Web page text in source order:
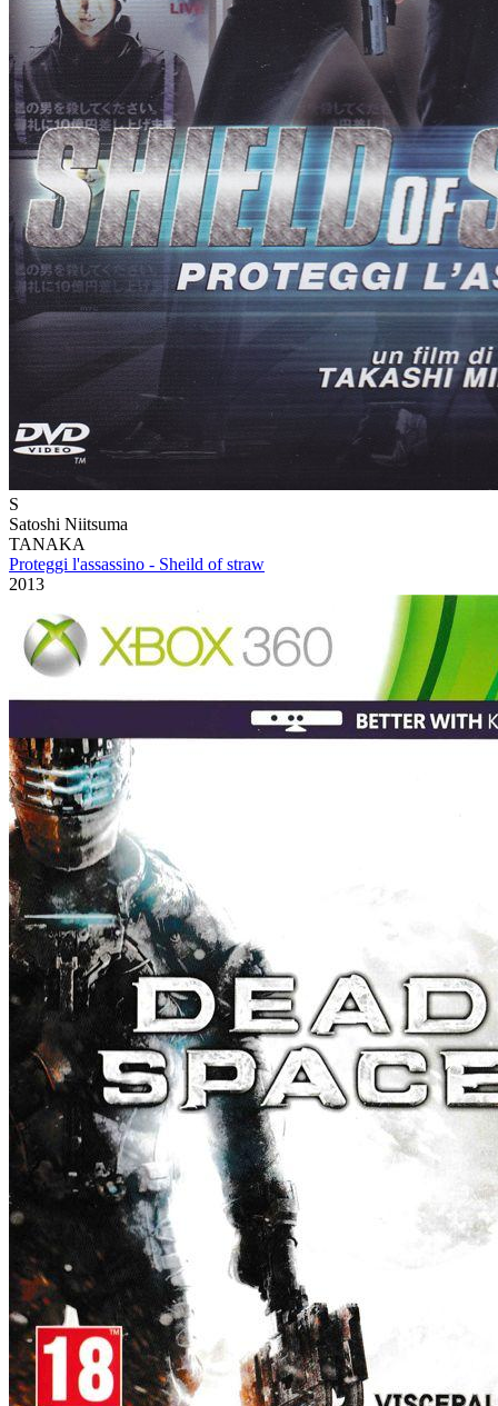
S
Satoshi Niitsuma
TANAKA
Proteggi l'assassino - Sheild of straw
2013